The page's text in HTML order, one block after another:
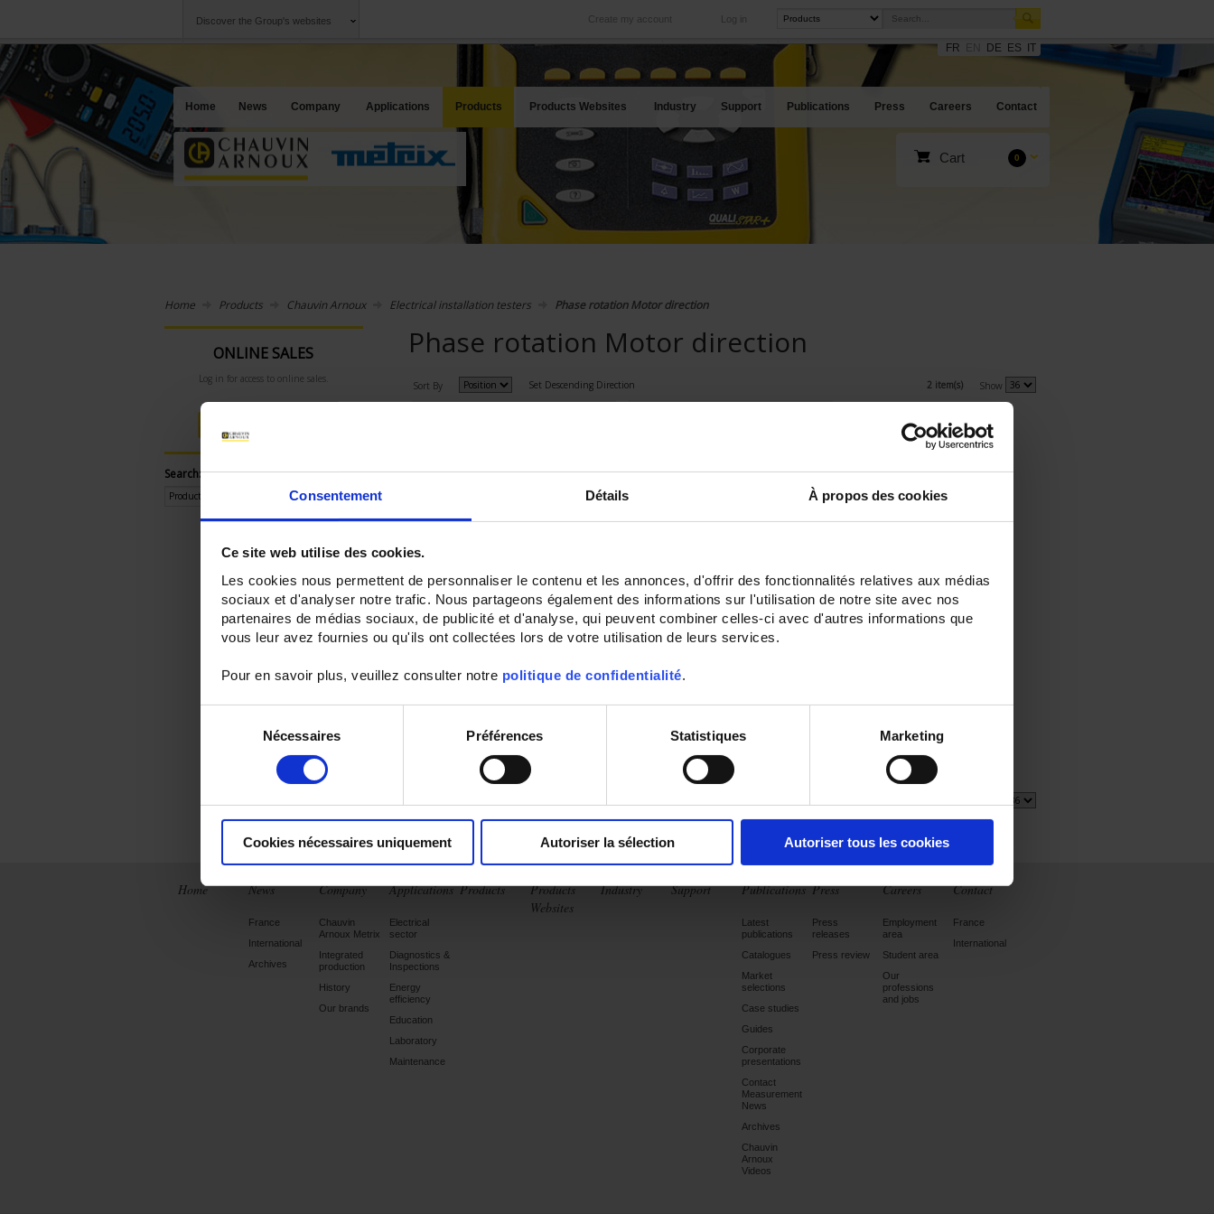
Consentement Détails À propos des cookies
Ce site web utilise des cookies.
Les cookies nous permettent de personnaliser le contenu et les annonces, d'offrir des fonctionnalités relatives aux médias
sociaux et d'analyser notre trafic. Nous partageons également des informations sur l'utilisation de notre site avec nos
partenaires de médias sociaux, de publicité et d'analyse, qui peuvent combiner celles-ci avec d'autres informations que
vous leur avez fournies ou qu'ils ont collectées lors de votre utilisation de leurs services.
Pour en savoir plus, veuillez consulter notre politique de confidentialité.
consentement
Nécessaires Préférences Statistiques Marketing
Cookies nécessaires uniquement Autoriser la sélection Autoriser tous les cookies
Discover the Group's websites Log in
Create my account
International
Our subsidiaries abroad
Our best offers
FR DE ES IT
Home News Company Applications Products Products Websites Industry Support Publications Press Careers Contact
Cart 0
Home Products Chauvin Arnoux Electrical installation testers Phase rotation Motor direction
ONLINE SALES
Log in for access to online sales.
Search:
Phase rotation Motor direction
Sort By Set Descending Direction 2 item(s) Show
Phase rotation tester
1000V
V CAT IV, IEC 61557-7 and DIN VDE
0413-7.
Phase rotation tester and
motor 1000V
tester
Home News
France
International
Archives
Company
Chauvin
Arnoux Metrix
Integrated
production
History
Our brands
Applications
Electrical
sector
Diagnostics &
Inspections
Energy
efficiency
Education
Laboratory
Maintenance
Products
Products
Websites
Industry Support Publications
Latest
publications
Catalogues
Market
selections
Case studies
Guides
Corporate
presentations
Contact
Measurement
News
Archives
Chauvin
Arnoux
Videos
Press
Press
releases
Press review
Careers
Employment
area
Student area
Our
professions
and jobs
Contact
France
International